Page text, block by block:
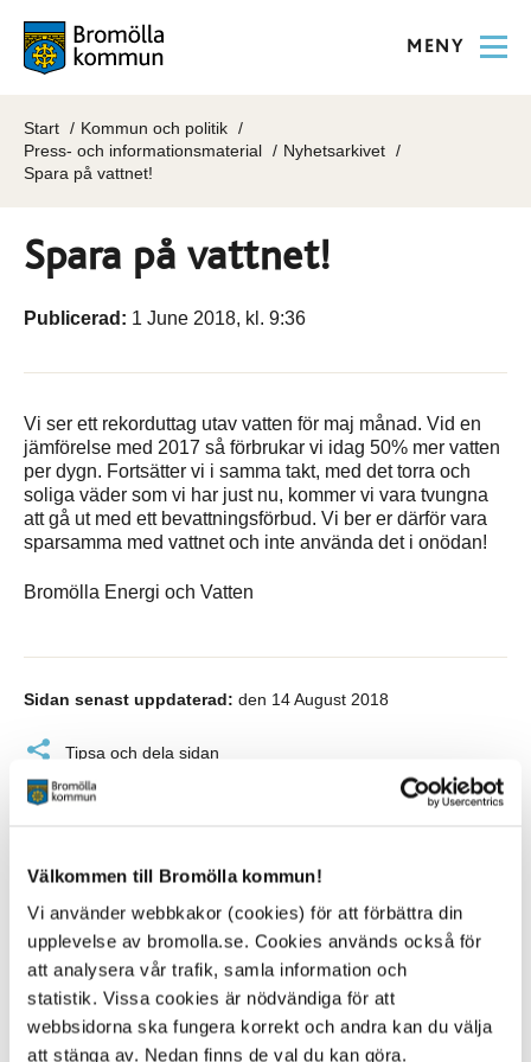
Välkommen till Bromölla kommun!
Vi använder webbkakor (cookies) för att förbättra din
upplevelse av bromolla.se. Cookies används också för
att analysera vår trafik, samla information och
statistik. Vissa cookies är nödvändiga för att
webbsidorna ska fungera korrekt och andra kan du välja
att stänga av. Nedan finns de val du kan göra.
MENY
Start
Kommun och politik
Press- och informationsmaterial
Nyhetsarkivet
Spara på vattnet!
Spara på vattnet!
Publicerad: 1 June 2018, kl. 9:36
Vi ser ett rekorduttag utav vatten för maj månad. Vid en
jämförelse med 2017 så förbrukar vi idag 50% mer vatten
per dygn. Fortsätter vi i samma takt, med det torra och
soliga väder som vi har just nu, kommer vi vara tvungna
att gå ut med ett bevattningsförbud. Vi ber er därför vara
sparsamma med vattnet och inte använda det i onödan!
Bromölla Energi och Vatten
Sidan senast uppdaterad: den 14 August 2018
Tipsa och dela sidan
Kommentera